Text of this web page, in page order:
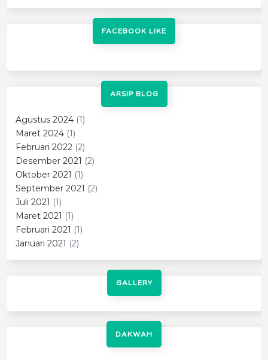
FACEBOOK LIKE
ARSIP BLOG
Agustus 2024 (1)
Maret 2024 (1)
Februari 2022 (2)
Desember 2021 (2)
Oktober 2021 (1)
September 2021 (2)
Juli 2021 (1)
Maret 2021 (1)
Februari 2021 (1)
Januari 2021 (2)
GALLERY
DAKWAH